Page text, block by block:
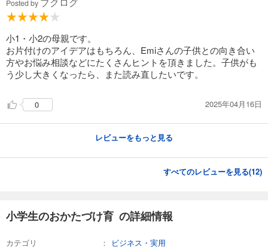
Posted by
小1・小2の母親です。
お片付けのアイデアはもちろん、Emiさんの子供との向き合い
方やお悩み相談などにたくさんヒントを頂きました。子供がも
う少し大きくなったら、また読み直したいです。
0 2025年04月16日
レビューをもっと見る
すべてのレビューを見る(12)
小学生のおかたづけ育 の詳細情報
カテゴリ
ビジネス・実用